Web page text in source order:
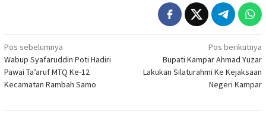
Navigasi
pos
Pos sebelumnya
Wabup Syafaruddin Poti Hadiri
Pawai Ta’aruf MTQ Ke-12
Kecamatan Rambah Samo
Pos berikutnya
Bupati Kampar Ahmad Yuzar
Lakukan Silaturahmi Ke Kejaksaan
Negeri Kampar